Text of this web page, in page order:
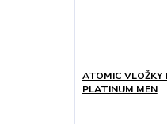
ATOMIC VLOŽKY
PLATINUM MEN